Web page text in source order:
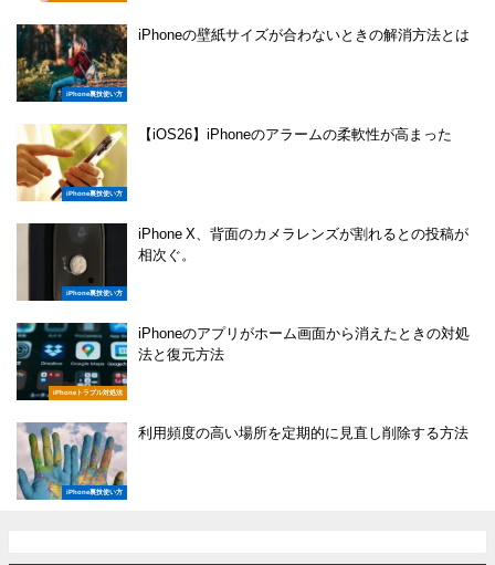
iPhone裏技使い方
iPhoneの壁紙サイズが合わないときの解消方法とは
iPhone裏技使い方
【iOS26】iPhoneのアラームの柔軟性が高まった
iPhone裏技使い方
iPhone X、背面のカメラレンズが割れるとの投稿が
相次ぐ。
iPhoneトラブル対処法
iPhoneのアプリがホーム画面から消えたときの対処
法と復元方法
iPhone裏技使い方
利用頻度の高い場所を定期的に見直し削除する方法